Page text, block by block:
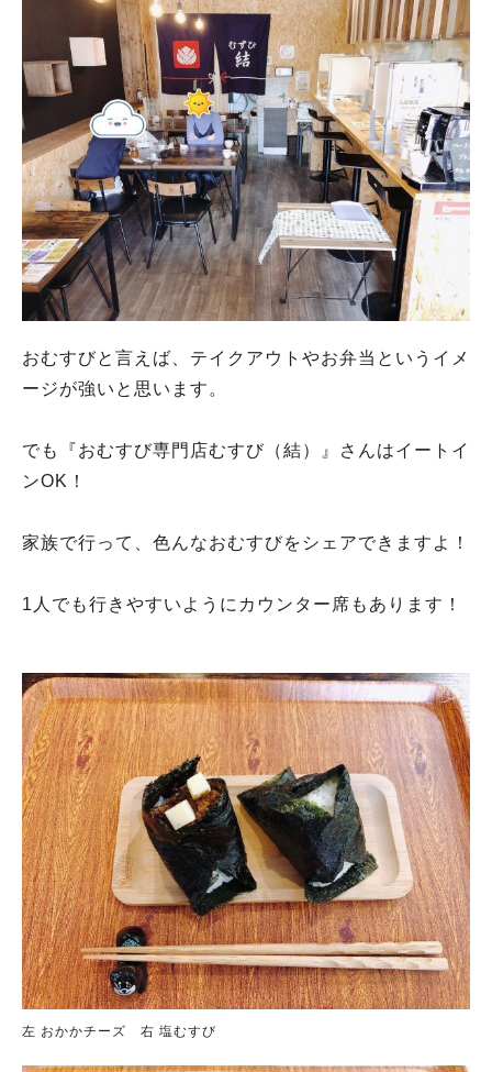
おむすびと言えば、テイクアウトやお弁当というイメ
ージが強いと思います。
でも『おむすび専門店むすび（結）』さんはイートイ
ンOK！
家族で行って、色んなおむすびをシェアできますよ！
1人でも行きやすいようにカウンター席もあります！
左 おかかチーズ 右 塩むすび